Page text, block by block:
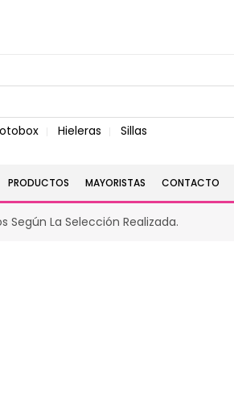
Hieleras Sillas
PRODUCTOS MAYORISTAS CONTACTO
Según La Selección Realizada.